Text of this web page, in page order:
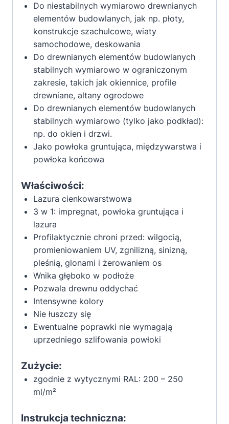
Do niestabilnych wymiarowo drewnianych
elementów budowlanych, jak np. płoty,
konstrukcje szachulcowe, wiaty
samochodowe, deskowania
Do drewnianych elementów budowlanych
stabilnych wymiarowo w ograniczonym
zakresie, takich jak okiennice, profile
drewniane, altany ogrodowe
Do drewnianych elementów budowlanych
stabilnych wymiarowo (tylko jako podkład):
np. do okien i drzwi.
Jako powłoka gruntująca, międzywarstwa i
powłoka końcowa
Właściwości:
Lazura cienkowarstwowa
3 w 1: impregnat, powłoka gruntująca i
lazura
Profilaktycznie chroni przed: wilgocią,
promieniowaniem UV, zgnilizną, sinizną,
pleśnią, glonami i żerowaniem os
Wnika głęboko w podłoże
Pozwala drewnu oddychać
Intensywne kolory
Nie łuszczy się
Ewentualne poprawki nie wymagają
uprzedniego szlifowania powłoki
Zużycie:
zgodnie z wytycznymi RAL: 200 – 250
ml/m²
Instrukcja techniczna: